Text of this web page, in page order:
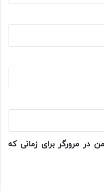
در مرورگر برای زمانی که